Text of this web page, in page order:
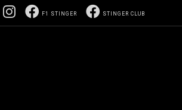
STINGER CLUB
F1 STINGER